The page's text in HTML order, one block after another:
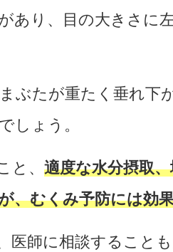
あり、目の大きさに
ぶたが重たく垂れ下
しょう。
と、 適度な水分摂取
、むくみ予防には効
医師に相談すること